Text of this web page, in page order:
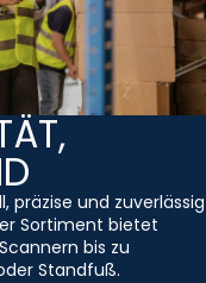
präzise und zuverlässig
Sortiment bietet
bis zu
Standfuß.